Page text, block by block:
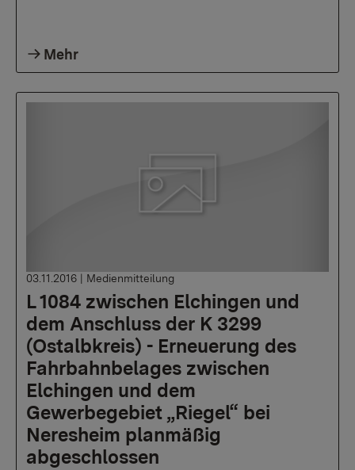
Mehr
L 1084 zwischen Elchingen und
dem Anschluss der K 3299
(Ostalbkreis) - Erneuerung des
Fahrbahnbelages zwischen
Elchingen und dem
Gewerbegebiet „Riegel“ bei
Neresheim planmäßig
abgeschlossen
03.11.2016 | Medienmitteilung